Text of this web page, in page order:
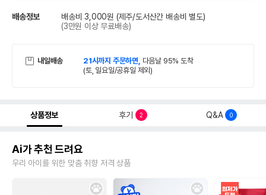
배송정보 배송비 3,000원 (제주/도서산간 배송비 별도)
(3만원 이상 무료배송)
내일배송 21시까지 주문하면, 다음날 95% 도착
(토, 일요일/공휴일 제외)
상품정보 후기 2 Q&A 0
Ai가 추천 드려요
우리 아이를 위한 맞춤 취향 저격 상품